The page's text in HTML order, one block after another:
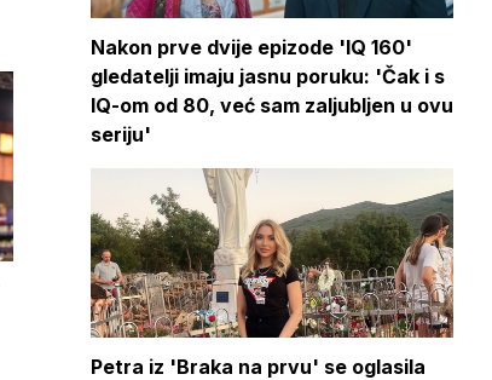
Nakon prve dvije epizode 'IQ 160'
gledatelji imaju jasnu poruku: 'Čak i s
IQ-om od 80, već sam zaljubljen u ovu
seriju'
Petra iz 'Braka na prvu' se oglasila